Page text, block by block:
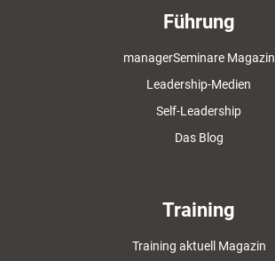
Führung
managerSeminare Magazin
Leadership-Medien
Self-Leadership
Das Blog
Training
Training aktuell Magazin